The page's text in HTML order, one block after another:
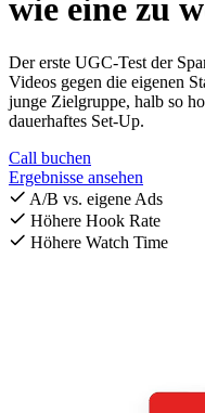
wie eine zu
Der erste UGC-Test der
Videos gegen die eigenen
junge Zielgruppe, halb so
dauerhaftes Set-Up.
Call buchen
Ergebnisse ansehen
A/B vs. eigene Ads
Höhere Hook Rate
Höhere Watch Time